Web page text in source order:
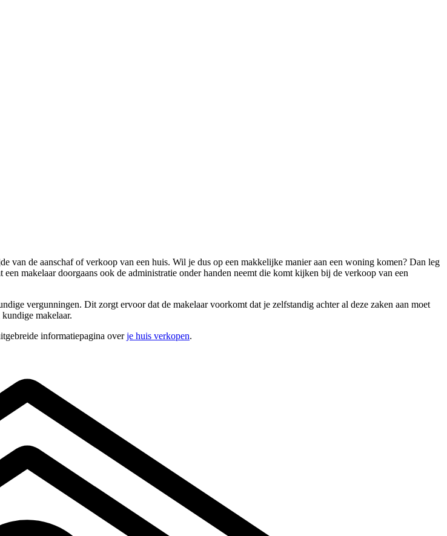
van de aanschaf of verkoop van een huis. Wil je dus op een makkelijke manier aan een woning komen? Dan leg
makelaar doorgaans ook de administratie onder handen neemt die komt kijken bij de verkoop van een
vergunningen. Dit zorgt ervoor dat de makelaar voorkomt dat je zelfstandig achter al deze zaken aan moet
makelaar.
informatiepagina overje huis verkopen.